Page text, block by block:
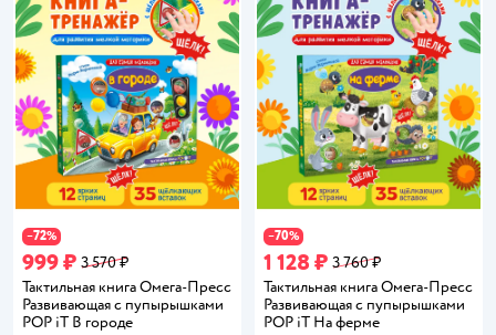
−72%
999 ₽ 3 570 ₽
Тактильная книга Омега-Пресс
Развивающая с пупырышками
POP iT В городе
−70%
1 128 ₽ 3 760 ₽
Тактильная книга Омега-Пресс
Развивающая с пупырышками
POP iT На ферме